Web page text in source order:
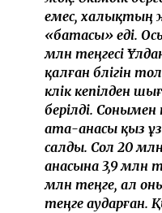
емес, халықтың
«батасы» еді.
млн теңгесі
қалған бөлігін
көлік кепілден
берілді.
ата-анасы қыз
салды. Сол 20
анасына 3,9 млн
млн теңге, ал
теңге аударған.